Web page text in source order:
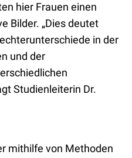
hier Frauen einen
Bilder. „Dies deutet
in der
und der
Studienleiterin Dr.
mithilfe von Methoden